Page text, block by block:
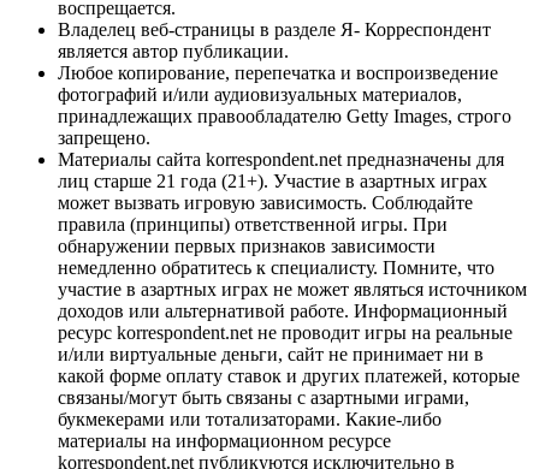
воспрещается.
Владелец веб-страницы в разделе Я- Корреспондент
является автор публикации.
Любое копирование, перепечатка и воспроизведение
фотографий и/или аудиовизуальных материалов,
принадлежащих правообладателю Getty Images, строго
запрещено.
Материалы сайта korrespondent.net предназначены для
лиц старше 21 года (21+). Участие в азартных играх
может вызвать игровую зависимость. Соблюдайте
правила (принципы) ответственной игры. При
обнаружении первых признаков зависимости
немедленно обратитесь к специалисту. Помните, что
участие в азартных играх не может являться источником
доходов или альтернативой работе. Информационный
ресурс korrespondent.net не проводит игры на реальные
и/или виртуальные деньги, сайт не принимает ни в
какой форме оплату ставок и других платежей, которые
связаны/могут быть связаны с азартными играми,
букмекерами или тотализаторами. Какие-либо
материалы на информационном ресурсе
korrespondent.net публикуются исключительно в